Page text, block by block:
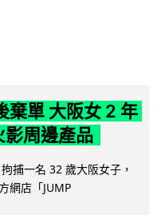
棄單 大阪女 2 年
影周邊產品
捕一名 32 歲大阪女子，
網店「JUMP